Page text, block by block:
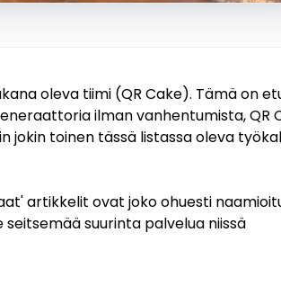
oleva tiimi (QR Cake). Tämä on
ilman vanhentumista, QR
jokin toinen tässä listassa oleva
artikkelit ovat joko ohuesti
suurinta palvelua niissä